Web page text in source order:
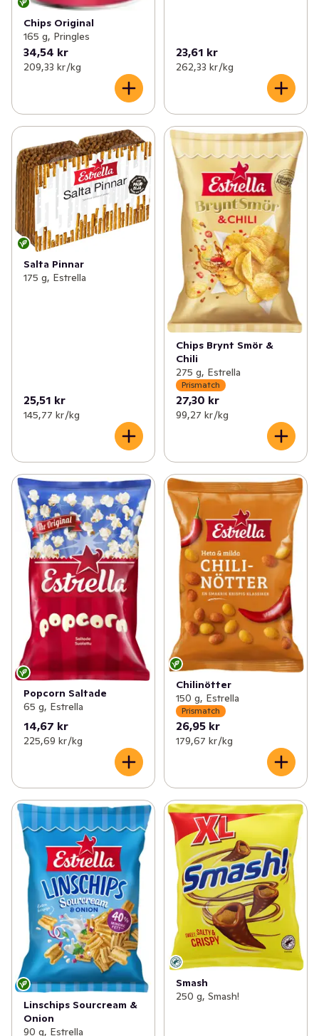
Chips Original
165 g, Pringles
34,54 kr
209,33 kr /kg
23,61 kr
262,33 kr /kg
Salta Pinnar
175 g, Estrella
25,51 kr
145,77 kr /kg
Chips Brynt Smör &
Chili
275 g, Estrella
Prismatch
27,30 kr
99,27 kr /kg
Popcorn Saltade
65 g, Estrella
14,67 kr
225,69 kr /kg
Chilinötter
150 g, Estrella
Prismatch
26,95 kr
179,67 kr /kg
Linschips Sourcream &
Onion
90 g, Estrella
Smash
250 g, Smash!